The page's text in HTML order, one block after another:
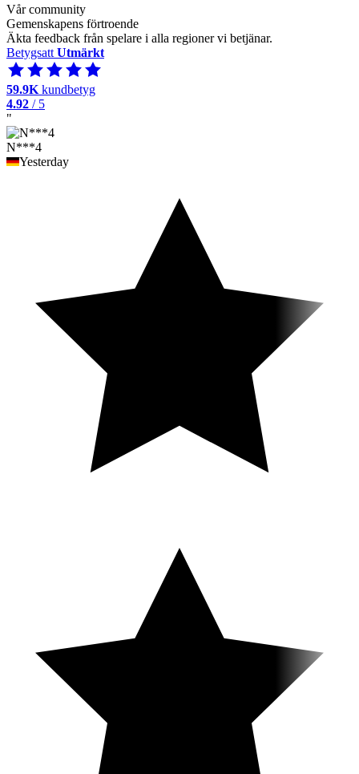
Vår community
Gemenskapens förtroende
Äkta feedback från spelare i alla regioner vi betjänar.
Betygsatt Utmärkt
59.9K kundbetyg
4.92 / 5
"
N***4
Yesterday